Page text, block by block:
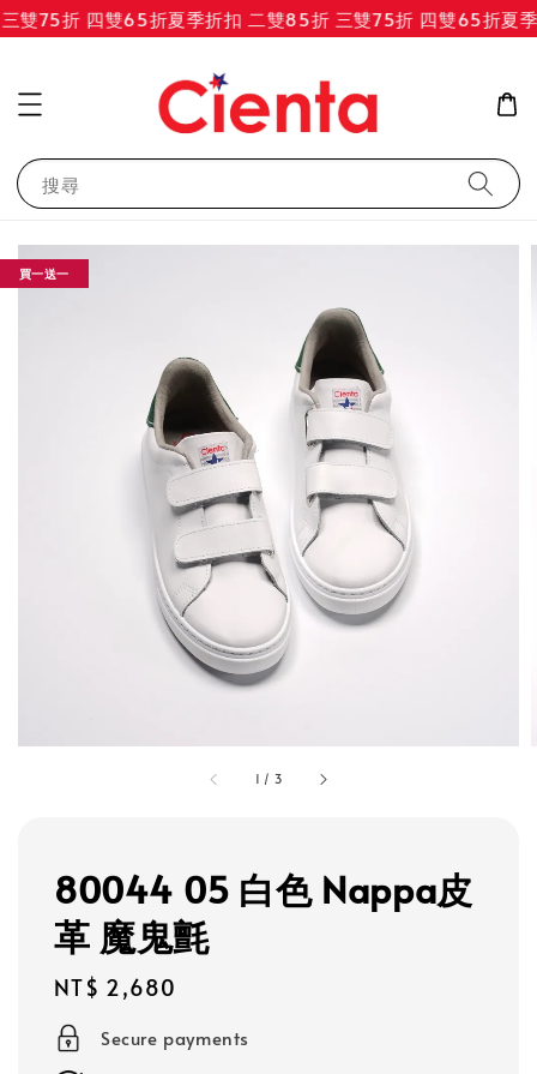
雙75折 四雙65折夏季折扣 二雙85折 三雙75折 四雙65折夏季
搜尋
1 / 3
買一送一
80044 05 白色 Nappa皮
革 魔鬼氈
Regular
price
NT$ 2,680
Secure payments